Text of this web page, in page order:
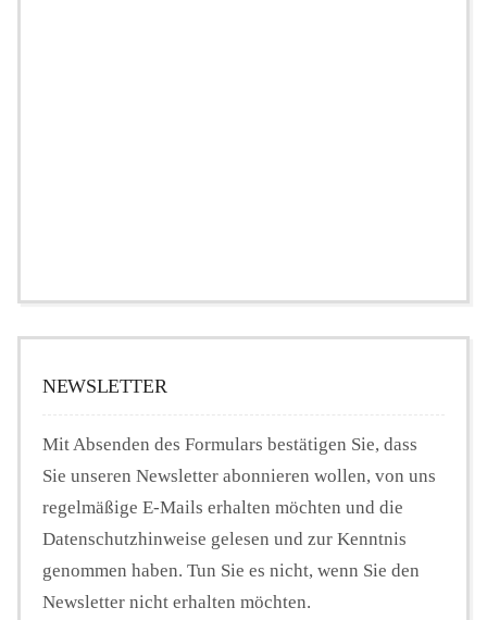
NEWSLETTER
Mit Absenden des Formulars bestätigen Sie, dass
Sie unseren Newsletter abonnieren wollen, von uns
regelmäßige E-Mails erhalten möchten und die
Datenschutzhinweise gelesen und zur Kenntnis
genommen haben. Tun Sie es nicht, wenn Sie den
Newsletter nicht erhalten möchten.